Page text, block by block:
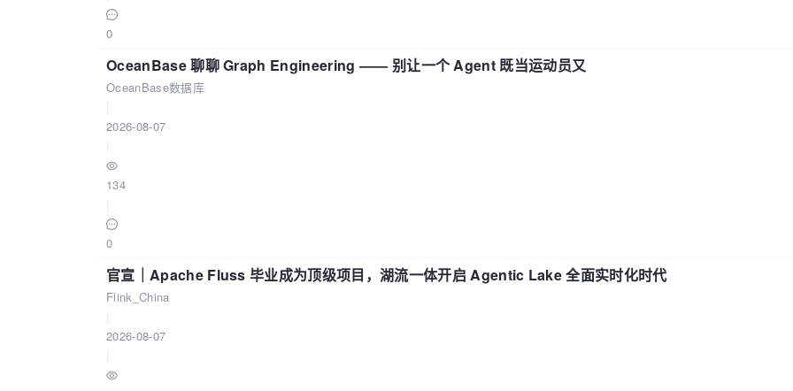
0
OceanBase 聊聊 Graph Engineering —— 别让一个 Agent 既当运动员又
OceanBase数据库
2026-08-07
134
0
官宣｜Apache Fluss 毕业成为顶级项目，湖流一体开启 Agentic Lake 全面实时化时代
Flink_China
2026-08-07